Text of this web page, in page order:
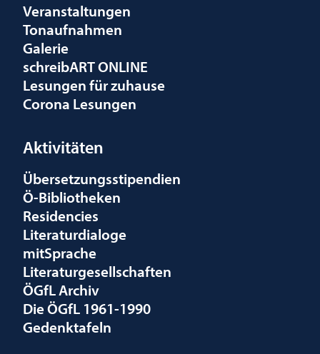
Veranstaltungen
Tonaufnahmen
Galerie
schreibART ONLINE
Lesungen für zuhause
Corona Lesungen
Aktivitäten
Übersetzungsstipendien
Ö-Bibliotheken
Residencies
Literaturdialoge
mitSprache
Literaturgesellschaften
ÖGfL Archiv
Die ÖGfL 1961-1990
Gedenktafeln